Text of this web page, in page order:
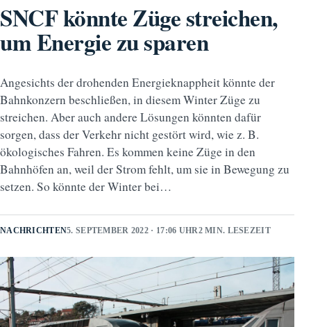
SNCF könnte Züge streichen,
um Energie zu sparen
Angesichts der drohenden Energieknappheit könnte der
Bahnkonzern beschließen, in diesem Winter Züge zu
streichen. Aber auch andere Lösungen könnten dafür
sorgen, dass der Verkehr nicht gestört wird, wie z. B.
ökologisches Fahren. Es kommen keine Züge in den
Bahnhöfen an, weil der Strom fehlt, um sie in Bewegung zu
setzen. So könnte der Winter bei…
NACHRICHTEN5. SEPTEMBER 2022 · 17:06 UHR2 MIN. LESEZEIT